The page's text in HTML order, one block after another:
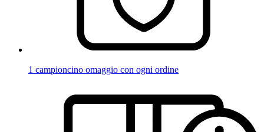
1 campioncino omaggio con ogni ordine